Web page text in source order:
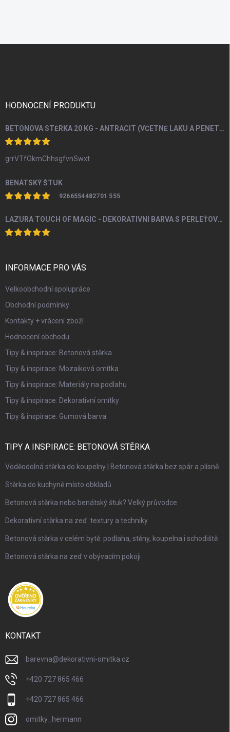
HODNOCENÍ PRODUKTU
BETONOVÁ STĚRKA 20 KG - ANTRACIT (VČETNĚ LAKU A PENETRACE)
grrVTfOkmChhsgfvnSwxt
BENÁTSKÝ ŠTUK
9266554482701 555
LAZURA TOUCH OF MAGIC - DEKORATIVNÍ BARVA S PERLEŤOVÝM EFEKTEM 100 ML
INFORMACE PRO VÁS
Velkoobchodní spolupráce
Obchodní podmínky
Kontakty + vrácení zboží
Hodnocení obchodu
Tipy & inspirace: Betonová stěrka
Tipy & inspirace: Mozaiková omítka
Tipy & inspirace: Materiály na podlahu
Tipy & inspirace: Dekorativní omítky
Tipy & inspirace: Gumová barva
TIPY A INSPIRACE: BETONOVÁ STĚRKA
Voděodolná stěrka do koupelny | Betonová stěrka bez spár a plísně
Stěrka do kuchyně místo obkladů
Betonová stěrka nebo benátský štuk? Velký průvodce
Dekorativní stěrka na zeď: textury a techniky
Betonová stěrka v celém bytě: podlaha, stěny, koupelna i schodiště
Betonová stěrka na zeď v obývacím pokoji
KONTAKT
barevna@dekorativni-omitka.cz
+420 727 865 466
+420 727 865 466
omitky_hermann